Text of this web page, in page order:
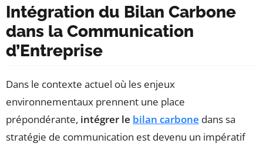
Intégration du Bilan Carbone
dans la Communication
d’Entreprise
Dans le contexte actuel où les enjeux
environnementaux prennent une place
prépondérante, intégrer le bilan carbone dans sa
stratégie de communication est devenu un impératif